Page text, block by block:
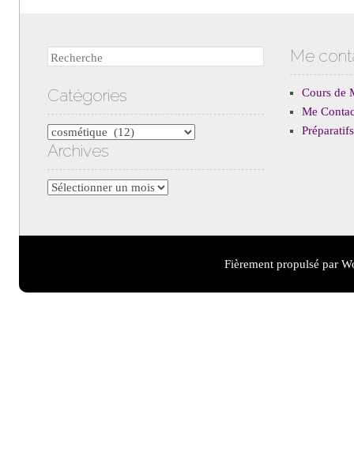
Recherche
Catégories
Catégories
Archives
Archives
Me
Cours de
Me
Fièrement propulsé par